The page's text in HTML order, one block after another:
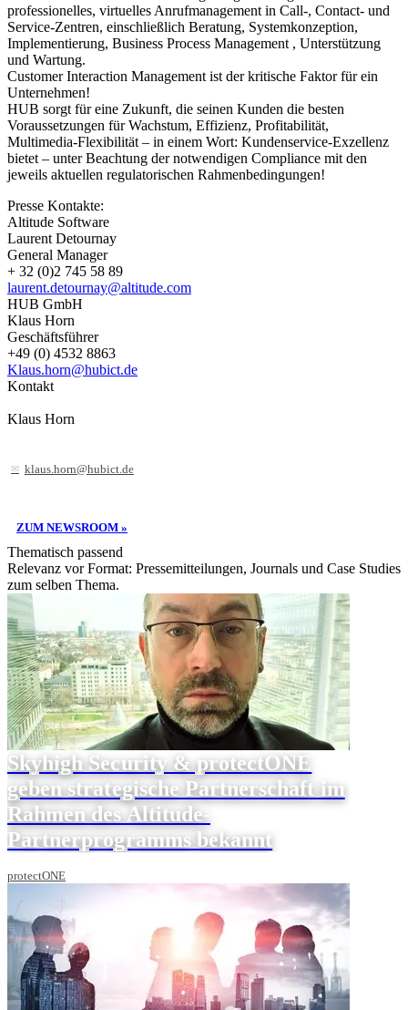
professionelles, virtuelles Anrufmanagement in Call-, Contact- und
Service-Zentren, einschließlich Beratung, Systemkonzeption,
Implementierung, Business Process Management , Unterstützung
und Wartung.
Customer Interaction Management ist der kritische Faktor für ein
Unternehmen!
HUB sorgt für eine Zukunft, die seinen Kunden die besten
Voraussetzungen für Wachstum, Effizienz, Profitabilität,
Multimedia-Flexibilität – in einem Wort: Kundenservice-Exzellenz
bietet – unter Beachtung der notwendigen Compliance mit den
jeweils aktuellen regulatorischen Rahmenbedingungen!
Presse Kontakte:
Altitude Software
Laurent Detournay
General Manager
+ 32 (0)2 745 58 89
laurent.detournay@altitude.com
HUB GmbH
Klaus Horn
Geschäftsführer
+49 (0) 4532 8863
Klaus.horn@hubict.de
Kontakt
Klaus Horn
klaus.horn@hubict.de
ZUM NEWSROOM »
Thematisch passend
Relevanz vor Format: Pressemitteilungen, Journals und Case Studies
zum selben Thema.
Skyhigh Security & protectONE
geben strategische Partnerschaft im
Rahmen des Altitude-
Partnerprogramms bekannt
protectONE